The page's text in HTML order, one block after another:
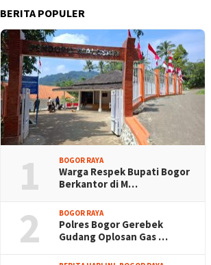
BERITA POPULER
1 BOGOR RAYA
Warga Respek Bupati Bogor
Berkantor di M…
2 BOGOR RAYA
Polres Bogor Gerebek
Gudang Oplosan Gas …